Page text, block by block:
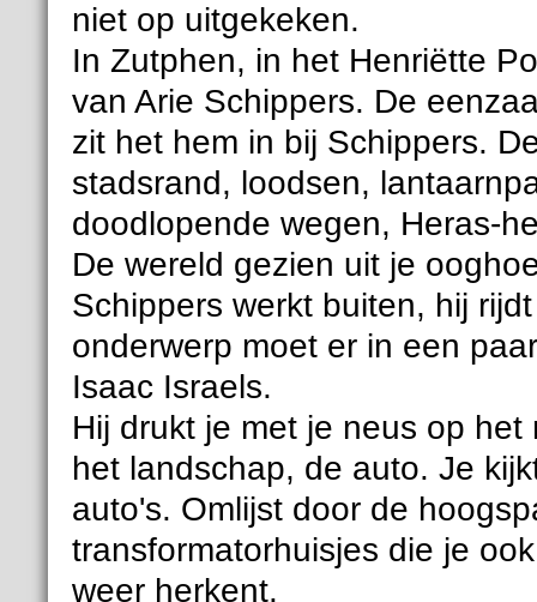
niet op uitgekeken.
In Zutphen, in het Henriëtte
van Arie Schippers. De
zit het hem in bij Schippers.
stadsrand, loodsen,
doodlopende wegen, Heras-
De wereld gezien uit je
Schippers werkt buiten, hij
onderwerp moet er in een
Isaac Israels.
Hij drukt je met je neus op
het landschap, de auto. Je
auto's. Omlijst door de
transformatorhuisjes die je
weer herkent.